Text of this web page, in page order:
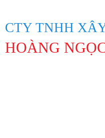
CTY TNHH
HOÀNG